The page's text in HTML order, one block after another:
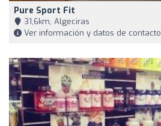
Pure Sport Fit
31,6km, Algeciras
Ver información y datos de contacto